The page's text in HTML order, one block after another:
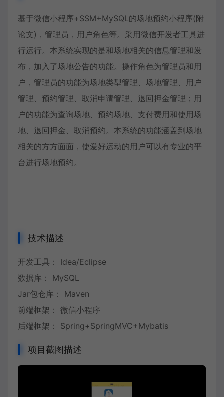
基于微信小程序+SSM+MySQL的场地预约小程序(附
论文)，管理员，用户角色等。采用微信开发者工具进
行运行。本系统实现的是和场地相关的信息管理和发
布，加入了场地公告的功能。操作角色为管理员和用
户，管理员的功能为场地类型管理、场地管理、用户
管理、预约管理、取消申请管理、退回押金管理；用
户的功能为查询场地、预约场地、支付费用和使用场
地、退回押金、取消预约。本系统的功能涵盖到场地
相关的方方面面，使爱好运动的用户可以有专业的平
台进行场地预约。
技术描述
开发工具： Idea/Eclipse
数据库： MySQL
Jar包仓库： Maven
前端框架： 微信小程序
后端框架： Spring+SpringMVC+Mybatis
项目截图描述